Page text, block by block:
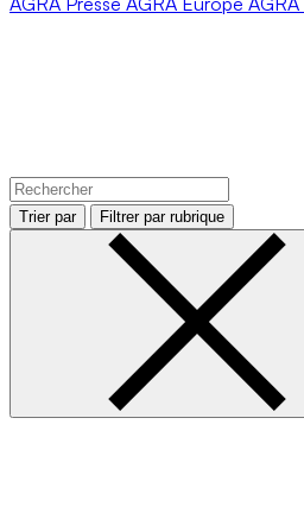
Trier par Filtrer par rubrique